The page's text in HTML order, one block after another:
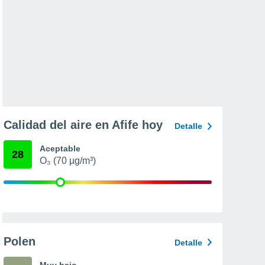
Calidad del aire en Afife hoy Detalle
28 Aceptable
O₃ (70 µg/m³)
Polen Detalle